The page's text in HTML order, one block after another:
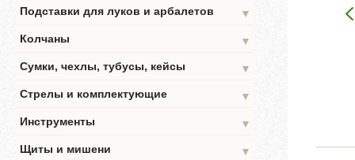
Подставки для луков и арбалетов
▼
Колчаны
▼
Сумки, чехлы, тубусы, кейсы
▼
Стрелы и комплектующие
▼
Инструменты
▼
Щиты и мишени
▼